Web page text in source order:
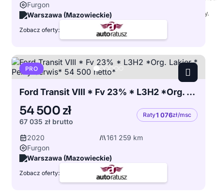
Furgon
Warszawa (Mazowieckie)
Zobacz oferty:
PRO
Ford Transit VIII * Fv 23% * L3H2 *Org. Lakier * Pełny Serwis* 54 500 netto*
54 500 zł
67 035 zł brutto
Raty1 076zł/msc
2020
161 259 km
Furgon
Warszawa (Mazowieckie)
Zobacz oferty: